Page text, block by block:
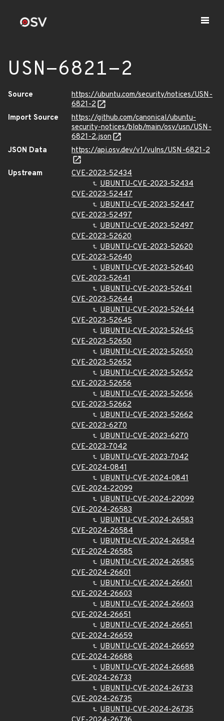
USN-6821-2
Source
https://ubuntu.com/security/notices/USN-
6821-2
Import Source
https://github.com/canonical/ubuntu-
security-notices/blob/main/osv/usn/USN-
6821-2.json
JSON Data
https://api.osv.dev/v1/vulns/USN-6821-2
Upstream
CVE-2023-52434
UBUNTU-CVE-2023-52434
CVE-2023-52447
UBUNTU-CVE-2023-52447
CVE-2023-52497
UBUNTU-CVE-2023-52497
CVE-2023-52620
UBUNTU-CVE-2023-52620
CVE-2023-52640
UBUNTU-CVE-2023-52640
CVE-2023-52641
UBUNTU-CVE-2023-52641
CVE-2023-52644
UBUNTU-CVE-2023-52644
CVE-2023-52645
UBUNTU-CVE-2023-52645
CVE-2023-52650
UBUNTU-CVE-2023-52650
CVE-2023-52652
UBUNTU-CVE-2023-52652
CVE-2023-52656
UBUNTU-CVE-2023-52656
CVE-2023-52662
UBUNTU-CVE-2023-52662
CVE-2023-6270
UBUNTU-CVE-2023-6270
CVE-2023-7042
UBUNTU-CVE-2023-7042
CVE-2024-0841
UBUNTU-CVE-2024-0841
CVE-2024-22099
UBUNTU-CVE-2024-22099
CVE-2024-26583
UBUNTU-CVE-2024-26583
CVE-2024-26584
UBUNTU-CVE-2024-26584
CVE-2024-26585
UBUNTU-CVE-2024-26585
CVE-2024-26601
UBUNTU-CVE-2024-26601
CVE-2024-26603
UBUNTU-CVE-2024-26603
CVE-2024-26651
UBUNTU-CVE-2024-26651
CVE-2024-26659
UBUNTU-CVE-2024-26659
CVE-2024-26688
UBUNTU-CVE-2024-26688
CVE-2024-26733
UBUNTU-CVE-2024-26733
CVE-2024-26735
UBUNTU-CVE-2024-26735